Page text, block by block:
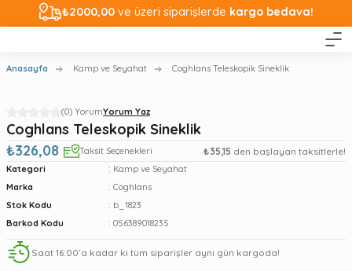
₺2000,00 ve üzeri siparişlerde kargo bedava!
Anasayfa Kamp ve Seyahat Coghlans Teleskopik Sineklik
(0) YorumYorum Yaz
Coghlans Teleskopik Sineklik
₺326,08
Taksit Seçenekleri ₺35,15 den başlayan taksitlerle!
Kategori
Kamp ve Seyahat
Marka
Coghlans
Stok Kodu
b_1823
Barkod Kodu
056389018235
Saat 16:00’a kadar ki tüm siparişler aynı gün kargoda!